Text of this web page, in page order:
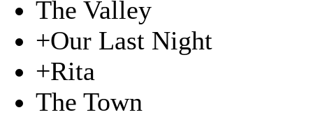
The Valley
+Our Last Night
+Rita
The Town